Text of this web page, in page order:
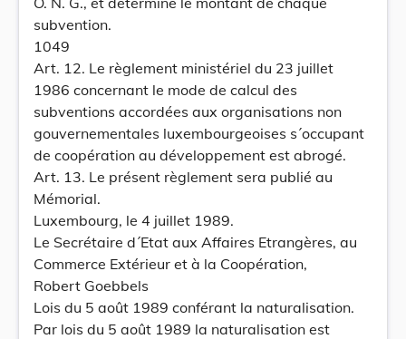
subvention.
1049
Art. 12. Le règlement ministériel du 23 juillet
1986 concernant le mode de calcul des
subventions accordées aux organisations non
gouvernementales luxembourgeoises s´occupant
de coopération au développement est abrogé.
Art. 13. Le présent règlement sera publié au
Mémorial.
Luxembourg, le 4 juillet 1989.
Le Secrétaire d´Etat aux Affaires Etrangères, au
Commerce Extérieur et à la Coopération,
Robert Goebbels
Lois du 5 août 1989 conférant la naturalisation.
Par lois du 5 août 1989 la naturalisation est